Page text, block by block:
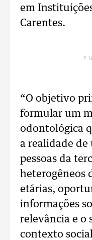
em
Carentes.
“O objetivo
formular um
odontológica
a realidade
pessoas da
heterogêneos
etárias,
informações
relevância e o
contexto